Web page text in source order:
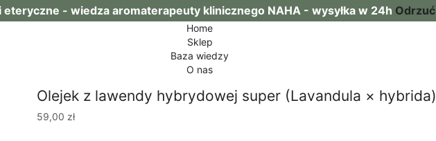
eteryczne - wiedza aromaterapeuty klinicznego NAHA - wysyłka w 24h Odrzuć
Home
Sklep
Baza wiedzy
O nas
Olejek z lawendy hybrydowej super (Lavandula × hybrida)
59,00 zł